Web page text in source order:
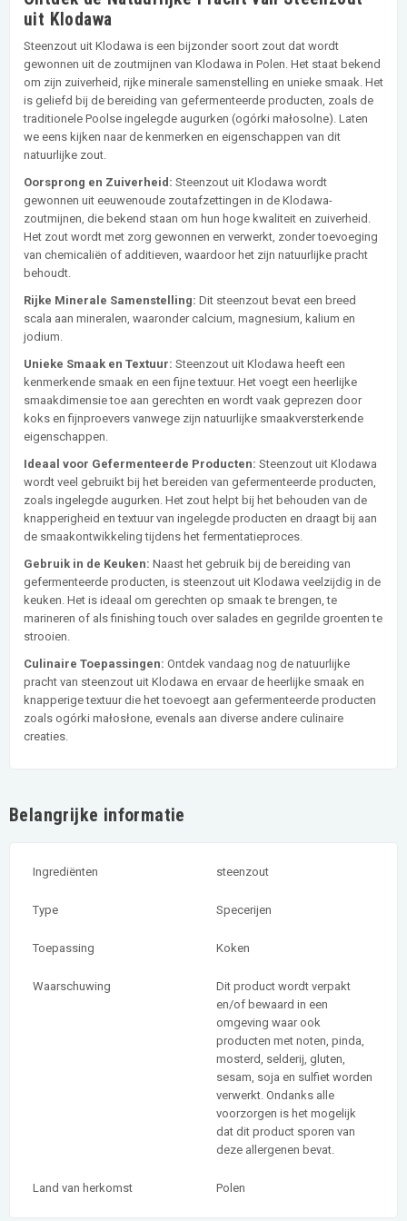
uit Klodawa
Steenzout uit Klodawa is een bijzonder soort zout dat wordt
gewonnen uit de zoutmijnen van Klodawa in Polen. Het staat bekend
om zijn zuiverheid, rijke minerale samenstelling en unieke smaak. Het
is geliefd bij de bereiding van gefermenteerde producten, zoals de
traditionele Poolse ingelegde augurken (ogórki małosolne). Laten
we eens kijken naar de kenmerken en eigenschappen van dit
natuurlijke zout.
Oorsprong en Zuiverheid: Steenzout uit Klodawa wordt
gewonnen uit eeuwenoude zoutafzettingen in de Klodawa-
zoutmijnen, die bekend staan om hun hoge kwaliteit en zuiverheid.
Het zout wordt met zorg gewonnen en verwerkt, zonder toevoeging
van chemicaliën of additieven, waardoor het zijn natuurlijke pracht
behoudt.
Rijke Minerale Samenstelling: Dit steenzout bevat een breed
scala aan mineralen, waaronder calcium, magnesium, kalium en
jodium.
Unieke Smaak en Textuur: Steenzout uit Klodawa heeft een
kenmerkende smaak en een fijne textuur. Het voegt een heerlijke
smaakdimensie toe aan gerechten en wordt vaak geprezen door
koks en fijnproevers vanwege zijn natuurlijke smaakversterkende
eigenschappen.
Ideaal voor Gefermenteerde Producten: Steenzout uit Klodawa
wordt veel gebruikt bij het bereiden van gefermenteerde producten,
zoals ingelegde augurken. Het zout helpt bij het behouden van de
knapperigheid en textuur van ingelegde producten en draagt bij aan
de smaakontwikkeling tijdens het fermentatieproces.
Gebruik in de Keuken: Naast het gebruik bij de bereiding van
gefermenteerde producten, is steenzout uit Klodawa veelzijdig in de
keuken. Het is ideaal om gerechten op smaak te brengen, te
marineren of als finishing touch over salades en gegrilde groenten te
strooien.
Culinaire Toepassingen: Ontdek vandaag nog de natuurlijke
pracht van steenzout uit Klodawa en ervaar de heerlijke smaak en
knapperige textuur die het toevoegt aan gefermenteerde producten
zoals ogórki małosłone, evenals aan diverse andere culinaire
creaties.
Belangrijke informatie
Ingrediënten steenzout
Type Specerijen
Toepassing Koken
Waarschuwing
Dit product wordt verpakt
en/of bewaard in een
omgeving waar ook
producten met noten, pinda,
mosterd, selderij, gluten,
sesam, soja en sulfiet worden
verwerkt. Ondanks alle
voorzorgen is het mogelijk
dat dit product sporen van
deze allergenen bevat.
Land van herkomst Polen